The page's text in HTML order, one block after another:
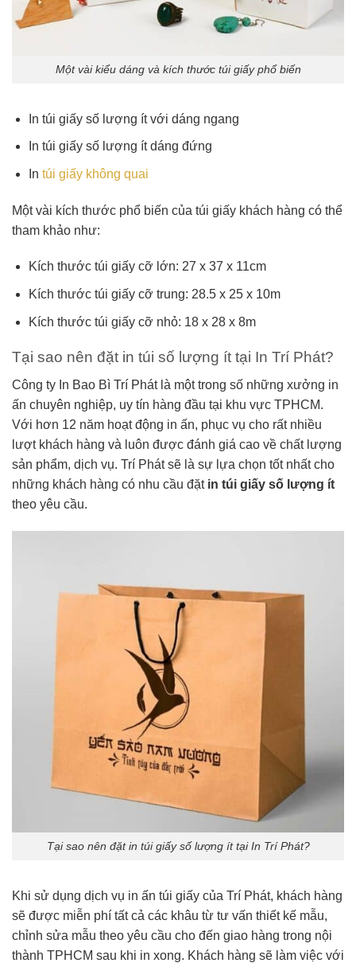
Một vài kiểu dáng và kích thước túi giấy phổ biến
In túi giấy số lượng ít với dáng ngang
In túi giấy số lượng ít dáng đứng
In túi giấy không quai
Một vài kích thước phổ biến của túi giấy khách hàng có thể
tham khảo như:
Kích thước túi giấy cỡ lớn: 27 x 37 x 11cm
Kích thước túi giấy cỡ trung: 28.5 x 25 x 10m
Kích thước túi giấy cỡ nhỏ: 18 x 28 x 8m
Tại sao nên đặt in túi số lượng ít tại In Trí Phát?
Công ty In Bao Bì Trí Phát là một trong số những xưởng in
ấn chuyên nghiệp, uy tín hàng đầu tại khu vực TPHCM.
Với hơn 12 năm hoạt động in ấn, phục vụ cho rất nhiều
lượt khách hàng và luôn được đánh giá cao về chất lượng
sản phẩm, dịch vụ. Trí Phát sẽ là sự lựa chọn tốt nhất cho
những khách hàng có nhu cầu đặt in túi giấy số lượng ít
theo yêu cầu.
Tại sao nên đặt in túi giấy số lượng ít tại In Trí Phát?
Khi sử dụng dịch vụ in ấn túi giấy của Trí Phát, khách hàng
sẽ được miễn phí tất cả các khâu từ tư vấn thiết kế mẫu,
chỉnh sửa mẫu theo yêu cầu cho đến giao hàng trong nội
thành TPHCM sau khi in xong. Khách hàng sẽ làm việc với